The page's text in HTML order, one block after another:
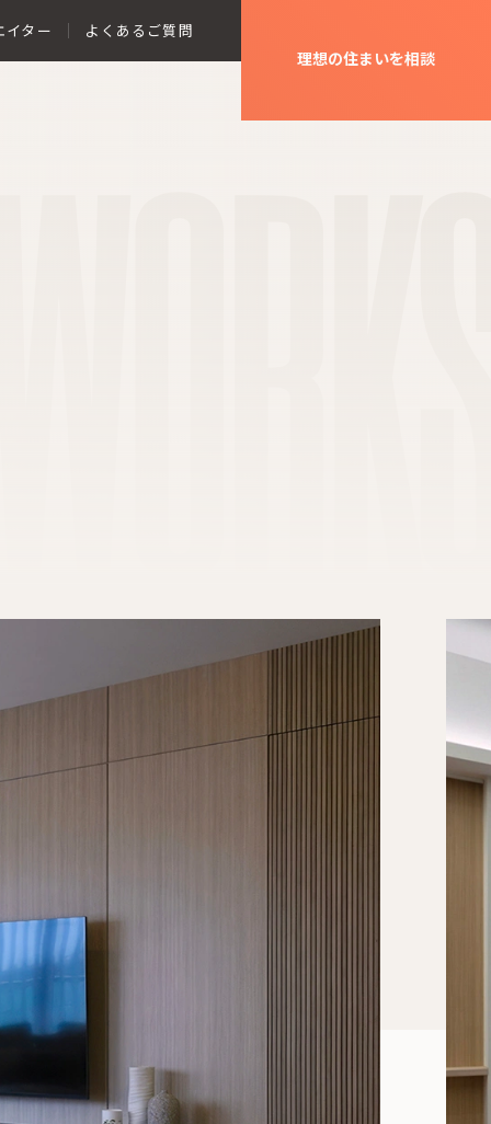
イター よくあるご質問
理想の住まいを相談